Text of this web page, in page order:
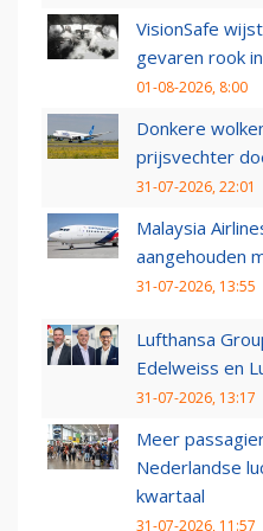
VisionSafe
gevaren rook
01-08-2026, 8:00
Donkere
prijsvechter
31-07-2026, 22:01
Malaysia
aangehouden
31-07-2026, 13:55
Lufthansa
Edelweiss en
31-07-2026, 13:17
Meer
Nederlandse
kwartaal
31-07-2026, 11:57